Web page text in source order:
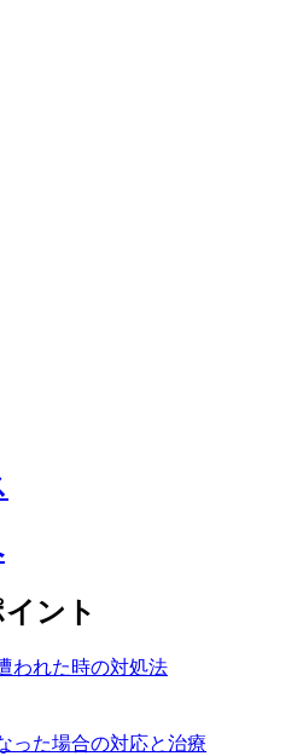
ント
われた時の対処法
った場合の対応と治療